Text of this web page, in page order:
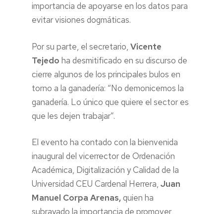
importancia de apoyarse en los datos para
evitar visiones dogmáticas.
Por su parte, el secretario, Vicente
Tejedo ha desmitificado en su discurso de
cierre algunos de los principales bulos en
torno a la ganadería: “No demonicemos la
ganadería. Lo único que quiere el sector es
que les dejen trabajar”.
El evento ha contado con la bienvenida
inaugural del vicerrector de Ordenación
Académica, Digitalización y Calidad de la
Universidad CEU Cardenal Herrera, Juan
Manuel Corpa Arenas,quien ha
subrayado la importancia de promover